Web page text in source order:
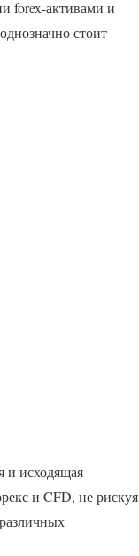
forex-активами и
стоит
и исходящая
и CFD, не рискуя